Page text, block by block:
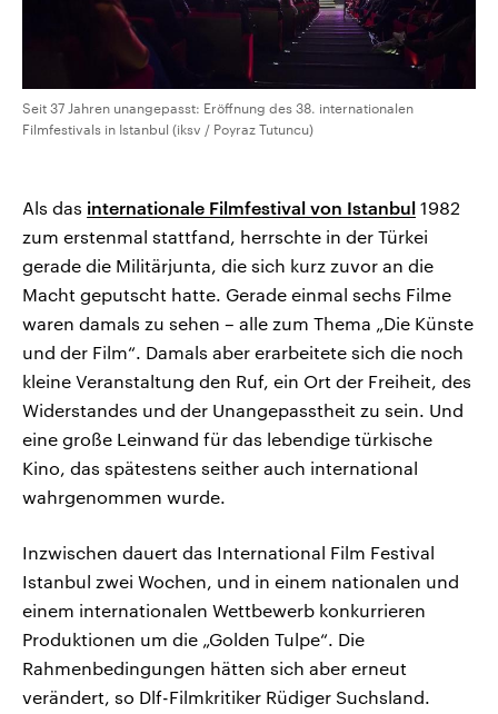
Seit 37 Jahren unangepasst: Eröffnung des 38. internationalen
Filmfestivals in Istanbul (iksv / Poyraz Tutuncu)
Als das internationale Filmfestival von Istanbul 1982
zum erstenmal stattfand, herrschte in der Türkei
gerade die Militärjunta, die sich kurz zuvor an die
Macht geputscht hatte. Gerade einmal sechs Filme
waren damals zu sehen – alle zum Thema „Die Künste
und der Film“. Damals aber erarbeitete sich die noch
kleine Veranstaltung den Ruf, ein Ort der Freiheit, des
Widerstandes und der Unangepasstheit zu sein. Und
eine große Leinwand für das lebendige türkische
Kino, das spätestens seither auch international
wahrgenommen wurde.
Inzwischen dauert das International Film Festival
Istanbul zwei Wochen, und in einem nationalen und
einem internationalen Wettbewerb konkurrieren
Produktionen um die „Golden Tulpe“. Die
Rahmenbedingungen hätten sich aber erneut
verändert, so Dlf-Filmkritiker Rüdiger Suchsland.